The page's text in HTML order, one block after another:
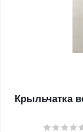
Крыльчатка